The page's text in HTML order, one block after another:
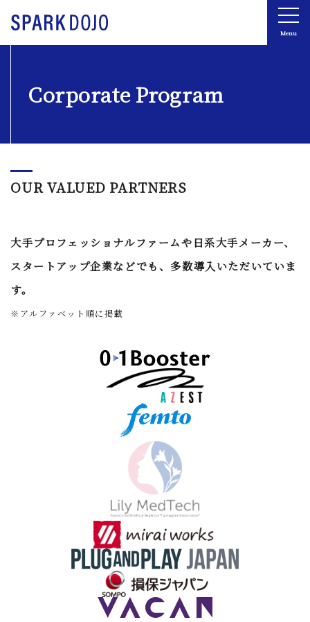
Menu
Corporate Program
OUR VALUED PARTNERS
大手プロフェッショナルファームや日系大手メーカー、
スタートアップ企業などでも、多数導入いただいていま
す。
※アルファベット順に掲載